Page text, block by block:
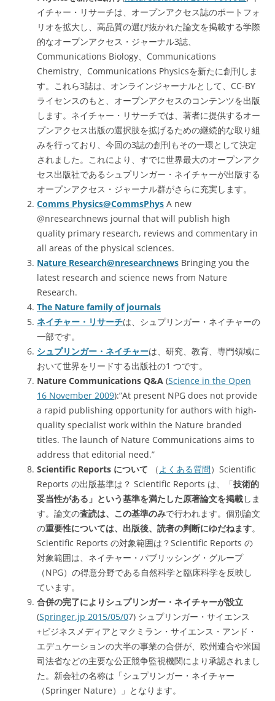
イチャー・リサーチは、オープンアクセス誌のポートフォ
リオを拡大し、高品質の選び抜かれた論文を掲載する学際
的なオープンアクセス・ジャーナル3誌、
Communications Biology、Communications
Chemistry、Communications Physicsを新たに創刊しま
す。これら3誌は、オンラインジャーナルとして、CC-BY
ライセンスのもと、オープンアクセスのコンテンツを出版
します。ネイチャー・リサーチでは、著者に提供するオー
プンアクセス出版の選択肢を拡げるための継続的な取り組
みを行っており、今回の3誌の創刊もその一環として決定
されました。これにより、すでに世界最大のオープンアク
セス出版社であるシュプリンガー・ネイチャーが出版する
オープンアクセス・ジャーナル群がさらに充実します。
Comms Physics@CommsPhys A new
@nresearchnews journal that will publish high
quality primary research, reviews and commentary in
all areas of the physical sciences.
Nature Research@nresearchnews Bringing you the
latest research and science news from Nature
Research.
The Nature family of journals
ネイチャー・リサーチは、シュプリンガー・ネイチャーの
一部です。
シュプリンガー・ネイチャーは、研究、教育、専門領域に
おいて世界をリードする出版社の1 つです。
Nature Communications Q&A (Science in the Open
16 November 2009):”At present NPG does not provide
a rapid publishing opportunity for authors with high-
quality specialist work within the Nature branded
titles. The launch of Nature Communications aims to
address that editorial need.”
Scientific Reports について （よくある質問）Scientific
Reports の出版基準は？ Scientific Reports は、「技術的
妥当性がある」という基準を満たした原著論文を掲載しま
す。論文の査読は、この基準のみで行われます。個別論文
の重要性については、出版後、読者の判断にゆだねます。
Scientific Reports の対象範囲は？Scientific Reports の
対象範囲は、ネイチャー・パブリッシング・グループ
（NPG）の得意分野である自然科学と臨床科学を反映し
ています。
合併の完了によりシュプリンガー・ネイチャーが設立
(Springer.jp 2015/05/07) シュプリンガー・サイエンス
+ビジネスメディアとマクミラン・サイエンス・アンド・
エデュケーションの大半の事業の合併が、欧州連合や米国
司法省などの主要な公正競争監視機関により承認されまし
た。新会社の名称は「シュプリンガー・ネイチャー
（Springer Nature）」となります。